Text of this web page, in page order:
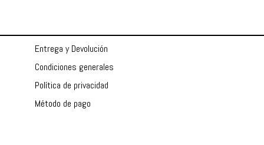
Entrega y Devolución
Condiciones generales
Política de privacidad
Método de pago